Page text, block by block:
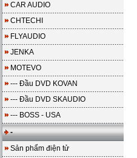
CAR AUDIO
CHTECHI
FLYAUDIO
JENKA
MOTEVO
--- Đầu DVD KOVAN
--- Đầu DVD SKAUDIO
--- BOSS - USA
-
Sản phẩm điện tử